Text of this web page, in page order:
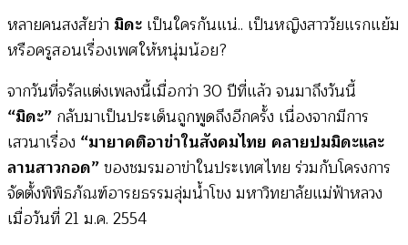
หลายคนสงสัยว่า มิดะ เป็นใครกันแน่.. เป็นหญิงสาววัยแรกแย้ม
หรือครูสอนเรื่องเพศให้หนุ่มน้อย?
จากวันที่จรัลแต่งเพลงนี้เมื่อกว่า 30 ปีที่แล้ว จนมาถึงวันนี้
“มิดะ” กลับมาเป็นประเด็นถูกพูดถึงอีกครั้ง เนื่องจากมีการ
เสวนาเรื่อง “มายาคติอาข่าในสังคมไทย คลายปมมิดะและ
ลานสาวกอด”ของชมรมอาข่าในประเทศไทย ร่วมกับโครงการ
จัดตั้งพิพิธภัณฑ์อารยธรรมลุ่มน้ำโขง มหาวิทยาลัยแม่ฟ้าหลวง
เมื่อวันที่ 21 ม.ค. 2554